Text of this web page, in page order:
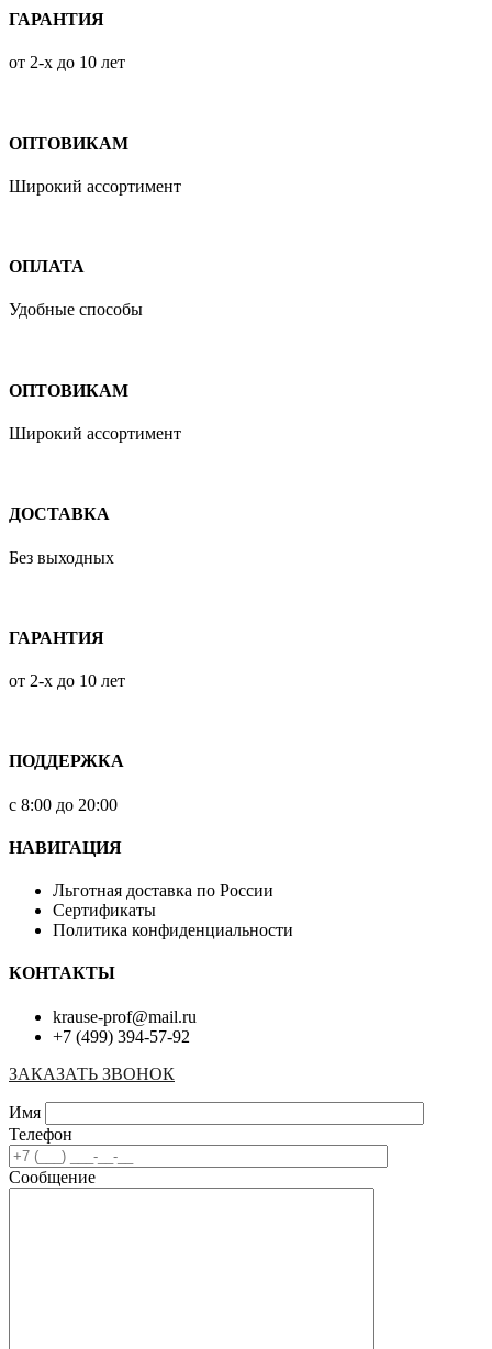
ГАРАНТИЯ
от 2-х до 10 лет
ОПТОВИКАМ
Широкий ассортимент
ОПЛАТА
Удобные способы
ОПТОВИКАМ
Широкий ассортимент
ДОСТАВКА
Без выходных
ГАРАНТИЯ
от 2-х до 10 лет
ПОДДЕРЖКА
с 8:00 до 20:00
НАВИГАЦИЯ
Льготная доставка по России
Сертификаты
Политика конфиденциальности
КОНТАКТЫ
krause-prof@mail.ru
+7 (499) 394-57-92
ЗАКАЗАТЬ ЗВОНОК
Имя
Телефон
Сообщение